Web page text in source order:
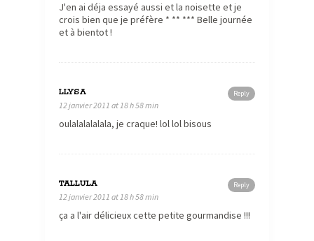
J'en ai déja essayé aussi et la noisette et je
crois bien que je préfère * ** *** Belle journée
et à bientot !
Reply
LLYSA
12 janvier 2011 at 18 h 58 min
oulalalalalala, je craque! lol lol bisous
Reply
TALLULA
12 janvier 2011 at 18 h 58 min
ça a l'air délicieux cette petite gourmandise !!!